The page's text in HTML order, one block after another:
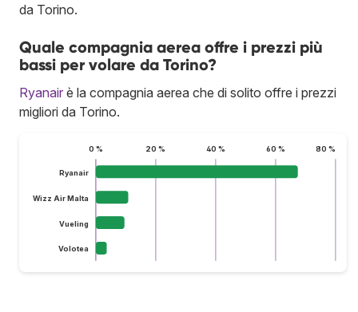
da Torino.
Quale compagnia aerea offre i prezzi più
bassi per volare da Torino?
Ryanair è la compagnia aerea che di solito offre i prezzi
migliori da Torino.
0 % 20 % 40 % 60 % 80 %
Ryanair
Wizz Air Malta
Vueling
Volotea